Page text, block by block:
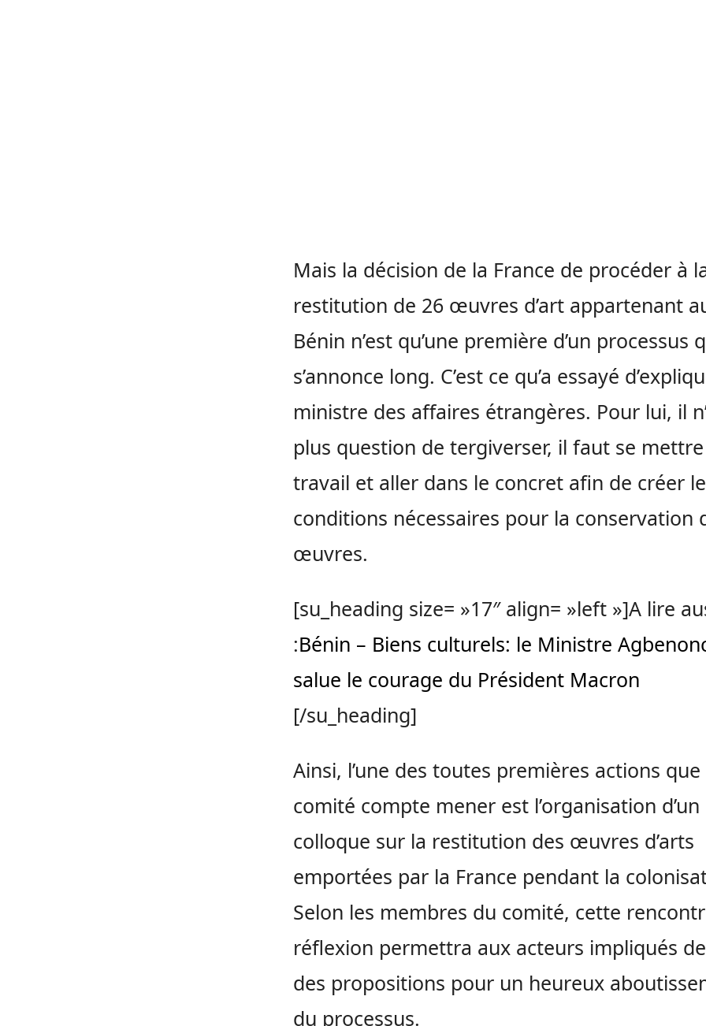
Mais la décision de la France de procéder à
restitution de 26 œuvres d’art appartenant
Bénin n’est qu’une première d’un processus
s’annonce long. C’est ce qu’a essayé
ministre des affaires étrangères. Pour lui, il
plus question de tergiverser, il faut se
travail et aller dans le concret afin de créer
conditions nécessaires pour la conservation
œuvres.
[su_heading size= »17″ align= »left »]A lire
:Bénin – Biens culturels: le Ministre
salue le courage du Président Macron
[/su_heading]
Ainsi, l’une des toutes premières actions que
comité compte mener est l’organisation d’un
colloque sur la restitution des œuvres d’arts
emportées par la France pendant la
Selon les membres du comité, cette
réflexion permettra aux acteurs impliqués
des propositions pour un heureux
du processus.